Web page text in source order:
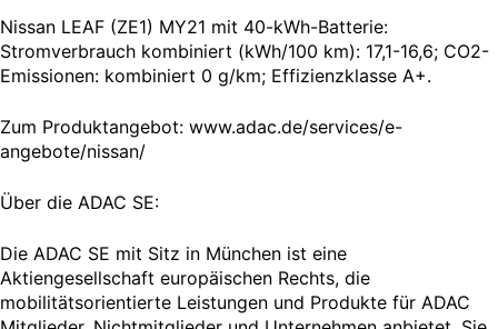
Nissan LEAF (ZE1) MY21 mit 40-kWh-Batterie:
Stromverbrauch kombiniert (kWh/100 km): 17,1-16,6; CO2-
Emissionen: kombiniert 0 g/km; Effizienzklasse A+.
Zum Produktangebot: www.adac.de/services/e-
angebote/nissan/
Über die ADAC SE:
Die ADAC SE mit Sitz in München ist eine
Aktiengesellschaft europäischen Rechts, die
mobilitätsorientierte Leistungen und Produkte für ADAC